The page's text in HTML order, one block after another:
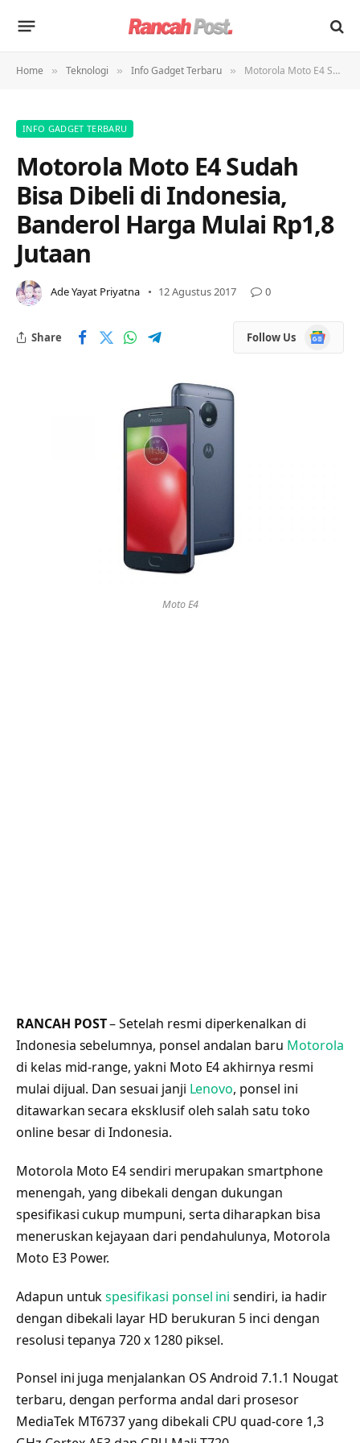
Home » Teknologi » Info Gadget Terbaru » Motorola Moto E4 Sudah Bisa Dibeli di Indonesia, Banderol Harga Mulai Rp1,8 Jutaan
INFO GADGET TERBARU
Motorola Moto E4 Sudah
Bisa Dibeli di Indonesia,
Banderol Harga Mulai Rp1,8
Jutaan
Ade Yayat Priyatna 12 Agustus 2017 0
Share Follow Us
Google
News
Moto E4
RANCAH POST– Setelah resmi diperkenalkan di
Indonesia sebelumnya, ponsel andalan baru Motorola
di kelas mid-range, yakni Moto E4 akhirnya resmi
mulai dijual. Dan sesuai janji Lenovo, ponsel ini
ditawarkan secara eksklusif oleh salah satu toko
online besar di Indonesia.
Motorola Moto E4 sendiri merupakan smartphone
menengah, yang dibekali dengan dukungan
spesifikasi cukup mumpuni, serta diharapkan bisa
meneruskan kejayaan dari pendahulunya, Motorola
Moto E3 Power.
Adapun untukspesifikasi ponsel ini sendiri, ia hadir
dengan dibekali layar HD berukuran 5 inci dengan
resolusi tepanya 720 x 1280 piksel.
Ponsel ini juga menjalankan OS Android 7.1.1 Nougat
terbaru, dengan performa andal dari prosesor
MediaTek MT6737 yang dibekali CPU quad-core 1,3